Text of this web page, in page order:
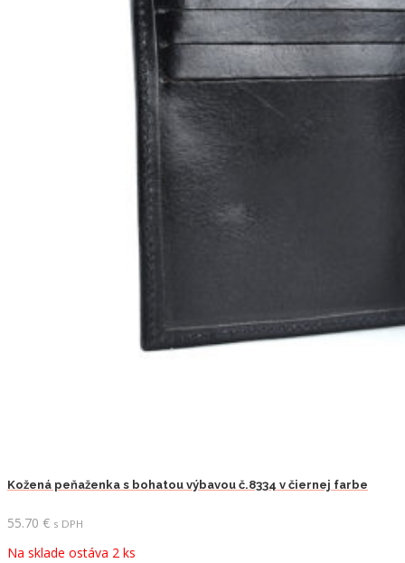
Kožená peňaženka s bohatou výbavou č.8334 v čiernej farbe
55.70 € s DPH
Na sklade ostáva 2 ks